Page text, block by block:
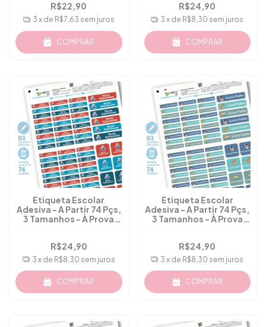
R$22,90
3 x de R$7,63 sem juros
COMPRAR
R$24,90
3 x de R$8,30 sem juros
COMPRAR
Etiqueta Escolar
Adesiva - A Partir 74 Pçs,
3 Tamanhos - À Prova
R$24,90
3 x de R$8,30 sem juros
COMPRAR
Etiqueta Escolar
Adesiva - A Partir 74 Pçs,
3 Tamanhos - À Prova
R$24,90
3 x de R$8,30 sem juros
COMPRAR